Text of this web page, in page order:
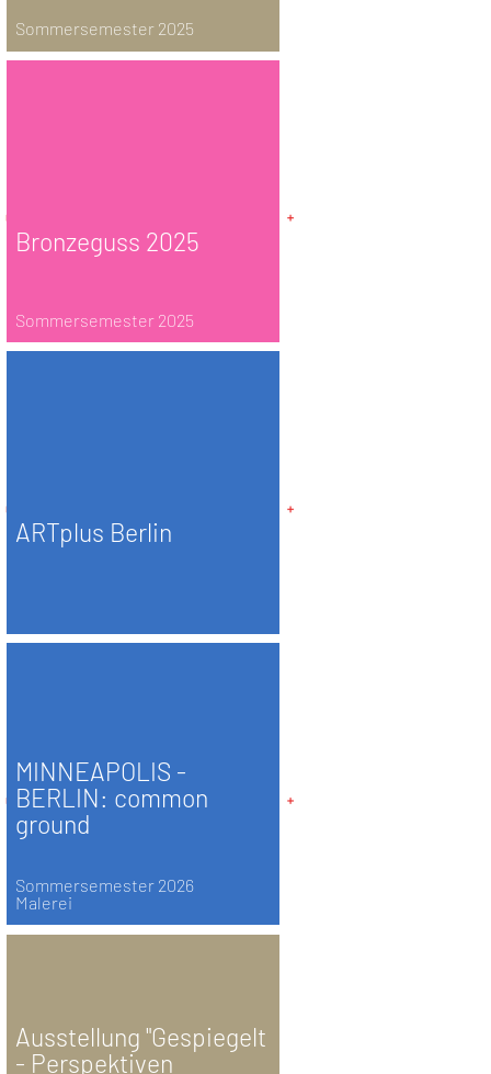
Sommersemester 2025
Bronzeguss 2025
Sommersemester 2025
ARTplus Berlin
MINNEAPOLIS -
BERLIN: common
ground
Sommersemester 2026
Malerei
Ausstellung "Gespiegelt
- Perspektiven